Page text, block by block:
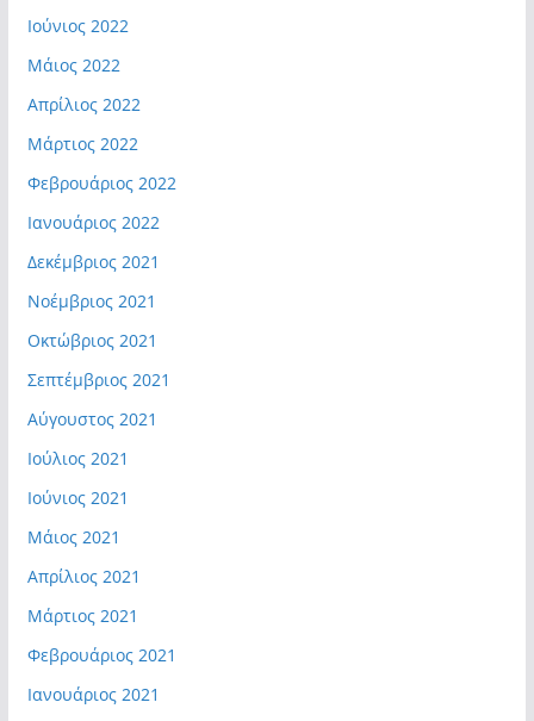
Ιούνιος 2022
Μάιος 2022
Απρίλιος 2022
Μάρτιος 2022
Φεβρουάριος 2022
Ιανουάριος 2022
Δεκέμβριος 2021
Νοέμβριος 2021
Οκτώβριος 2021
Σεπτέμβριος 2021
Αύγουστος 2021
Ιούλιος 2021
Ιούνιος 2021
Μάιος 2021
Απρίλιος 2021
Μάρτιος 2021
Φεβρουάριος 2021
Ιανουάριος 2021